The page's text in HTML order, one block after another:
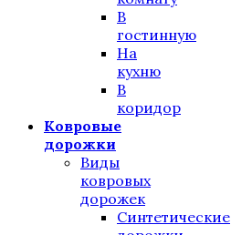
В
гостинную
На
кухню
В
коридор
Ковровые
дорожки
Виды
ковровых
дорожек
Синтетические